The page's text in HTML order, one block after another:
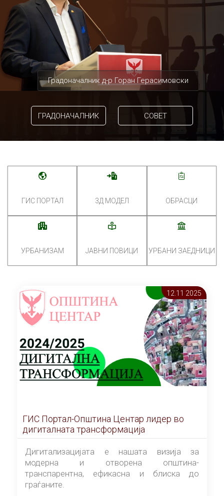
Градоначалник д-р Горан Герасимовски
ГРАДОНАЧАЛНИК СОВЕТ
ГИС ПОРТАЛ 3Д МОДЕЛ ОБРАСЦИ
УРБАНИЗАМ ЈАВНИ ПОВИЦИ УРБАНИ ЗАЕДНИЦИ
12.11 2025
ГИС Портал-Општина Центар лидер во
дигиталната трансформација
Дигитализацијата е нашата визија за
модерна и отворена општина-
транспарентна, ефикасна и блиска до
граѓаните.